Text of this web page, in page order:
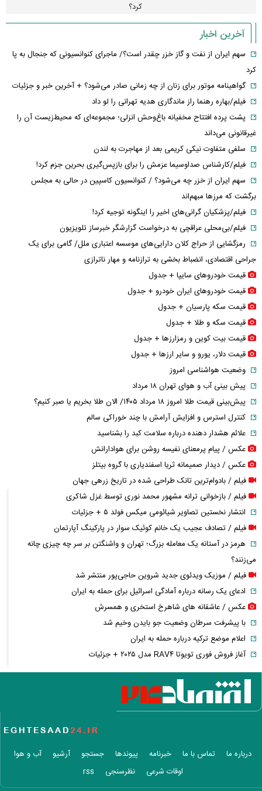
کرد؟
آخرین اخبار
سهم ایران از نفت و گاز خزر چقدر است؟/ ماجرای کنوانسیونی که جنجال به پا
کرد
گواهینامه موتور برای زنان از چه زمانی صادر می‌شود؟ + آخرین خبر و جزئیات
فیلم/بهاره رهنما راز ماندگاری هدیه تهرانی را لو داد
پشت پرده افتتاح مخفیانه باغ‌وحش انزلی؛ مجموعه‌ای که محیط‌زیست آن را
غیرقانونی می‌داند
سلفی متفاوت نیکی کریمی بعد از مهاجرت به لندن
فیلم/کارشناس صداوسیما عزمش را برای بازپس‌گیری بحرین جزم کرد!
سهم ایران از خزر چه می‌شود؟ / کنوانسیون کاسپین در حالی به مجلس
برگشت که مرزها مبهم‌اند
فیلم/پزشکیان گرانی‌های اخیر را اینگونه توجیه کرد!
فیلم/بی‌محلی عراقچی به درخواست گزارشگر خبرساز تلویزیون
رمزگشایی از حراج کلان دارایی‌های موسسه اعتباری ملل/ گامی برای یک
جراحی اقتصادی، انضباط‌ بخشی به ترازنامه و مهار ناترازی
قیمت خودرو‌های سایپا + جدول
قیمت خودرو‌های ایران خودرو + جدول
قیمت سکه پارسیان + جدول
قیمت سکه و طلا + جدول
قیمت بیت کوین و رمزارز‌ها + جدول
قیمت دلار، یورو و سایر ارز‌ها + جدول
وضعیت هواشناسی امروز
پیش بینی آب و هوای تهران ۱۸ مرداد
پیش‌بینی قیمت طلا امروز ۱۸ مرداد ۱۴۰۵/ الان طلا بخریم یا صبر کنیم؟
کنترل استرس و افزایش آرامش با چند خوراکی سالم
علائم هشدار دهنده درباره سلامت کبد را بشناسید
عکس / پیام پرمعنای نفیسه روشن برای هوادارانش
عکس / دیدار صمیمانه ثریا اسفندیاری با گروه بیتلز
فیلم / بادوام‌ترین تانک طراحی شده در تاریخ زرهی جهان
فیلم / بازخوانی ترانه مشهور محمد نوری توسط غزل شاکری
انتشار نخستین تصاویر شیائومی میکس فولد ۵ + جزئیات
فیلم / تصادف عجیب یک خانم کوئیک سوار در پارکینگ آپارتمان
هرمز در آستانه یک معامله بزرگ؛ تهران و واشنگتن بر سر چه چیزی چانه
می‌زنند؟
فیلم / موزیک ویدئوی جدید شروین حاجی‌پور منتشر شد
ادعای یک رسانه درباره آمادگی اسرائیل برای حمله به ایران
عکس / عاشقانه های شاهرخ استخری و همسرش
با پیشرفت سرطان وضعیت جو بایدن وخیم شد
اعلام موضع ترکیه درباره حمله به ایران
آغاز فروش فوری تویوتا RAV۴ مدل ۲۰۲۵ + جزئیات
فیلم / پوتین رابط میان ایران و اسرائیل شد
انصراف خواننده زن ایرانی از اجرای کنسرت با بیژن مرتضوی
اعلام قیمت بلیت اتوبوس مشهد در دهه آخر صفر + جزئیات
افشاگری مهدی طارمی درباره رابطه احساسی با سحر قریشی
عکس / ورزش لاکچری الهام پاوه نژاد در میانه تابستان
درباره ما تماس با ما خبرنامه پیوندها جستجو آرشیو
آب و هوا
اوقات شرعی
نظرسنجی rss